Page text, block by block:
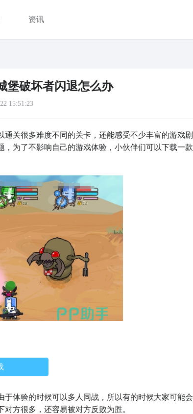
资讯
堡破坏者闪退怎么办
15:51:23
关很多难度不同的关卡，还能感受不少丰富的游戏剧
为了不影响自己的游戏体验，小伙伴们可以下载一款
体验的时候可以多人同战，所以有的时候大家可能会
方很多，还容易被对方反败为胜。